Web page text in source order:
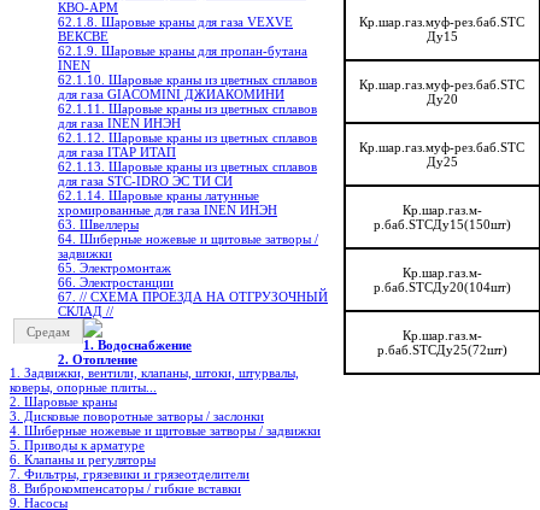
КВО-АРМ
62.1.8. Шаровые краны для газа VEXVE
ВЕКСВЕ
62.1.9. Шаровые краны для пропан-бутана
INEN
62.1.10. Шаровые краны из цветных сплавов
для газа GIACOMINI ДЖИАКОМИНИ
62.1.11. Шаровые краны из цветных сплавов
для газа INEN ИНЭН
62.1.12. Шаровые краны из цветных сплавов
для газа ITAP ИТАП
62.1.13. Шаровые краны из цветных сплавов
для газа STC-IDRO ЭС ТИ СИ
62.1.14. Шаровые краны латунные
хромированные для газа INEN ИНЭН
63. Швеллеры
64. Шиберные ножевые и щитовые затворы /
задвижки
65. Электромонтаж
66. Электростанции
67. // СХЕМА ПРОЕЗДА НА ОТГРУЗОЧНЫЙ
СКЛАД //
Средам
1. Водоснабжение
2. Отопление
1. Задвижки, вентили, клапаны, штоки, штурвалы,
коверы, опорные плиты...
2. Шаровые краны
3. Дисковые поворотные затворы / заслонки
4. Шиберные ножевые и щитовые затворы / задвижки
5. Приводы к арматуре
6. Клапаны и регуляторы
7. Фильтры, грязевики и грязеотделители
8. Виброкомпенсаторы / гибкие вставки
9. Насосы
Кр.шар.газ.муф-рез.баб.STC
Ду15
Кр.шар.газ.муф-рез.баб.STC
Ду20
Кр.шар.газ.муф-рез.баб.STC
Ду25
Кр.шар.газ.м-
р.баб.STCДу15(150шт)
Кр.шар.газ.м-
р.баб.STCДу20(104шт)
Кр.шар.газ.м-
р.баб.STCДу25(72шт)